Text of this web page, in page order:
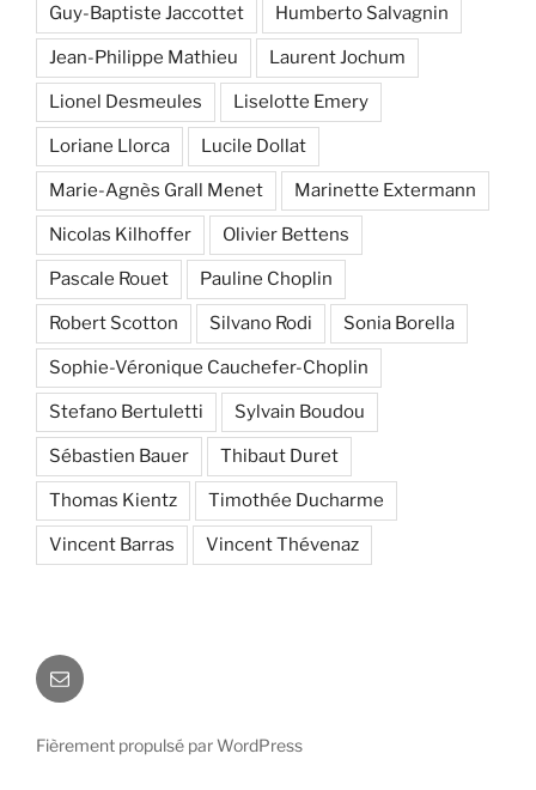
Guy-Baptiste Jaccottet Humberto Salvagnin
Jean-Philippe Mathieu Laurent Jochum
Lionel Desmeules Liselotte Emery
Loriane Llorca Lucile Dollat
Marie-Agnès Grall Menet Marinette Extermann
Nicolas Kilhoffer Olivier Bettens
Pascale Rouet Pauline Choplin
Robert Scotton Silvano Rodi Sonia Borella
Sophie-Véronique Cauchefer-Choplin
Stefano Bertuletti Sylvain Boudou
Sébastien Bauer Thibaut Duret
Thomas Kientz Timothée Ducharme
Vincent Barras Vincent Thévenaz
E-
mail
Fièrement propulsé par WordPress